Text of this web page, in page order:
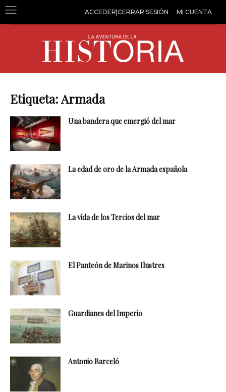
ACCEDER|CERRAR SESIÓN MI CUENTA
Etiqueta: Armada
Una bandera que emergió del mar
La edad de oro de la Armada española
La vida de los Tercios del mar
El Panteón de Marinos Ilustres
Guardianes del Imperio
Antonio Barceló